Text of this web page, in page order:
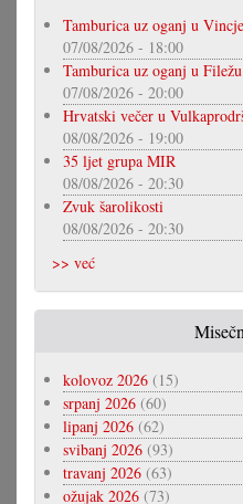
Tamburica uz oganj u
07/08/2026 - 18:00
Tamburica uz oganj u Filežu
07/08/2026 - 20:00
Hrvatski večer u
08/08/2026 - 19:00
35 ljet grupa MIR
08/08/2026 - 20:30
Zvuk šarolikosti
08/08/2026 - 20:30
>> već
kolovoz 2026 (15)
srpanj 2026 (60)
lipanj 2026 (62)
svibanj 2026 (93)
travanj 2026 (63)
ožujak 2026 (73)